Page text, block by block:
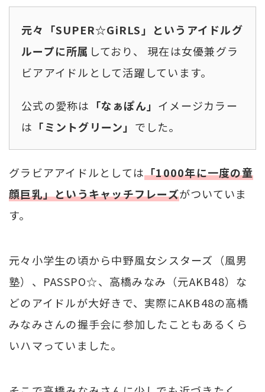
元々「SUPER☆GiRLS」というアイドルグ
ループに所属 しており、 現在は女優兼グラ
ビアアイドルとして活躍しています。
公式の愛称は 「なぁぽん」 イメージカラー
は 「ミントグリーン」 でした。
グラビアアイドルとしては「1000年に一度の童
顔巨乳」というキャッチフレーズがついていま
す。
元々小学生の頃から中野風女シスターズ（風男
塾）、PASSPO☆、高橋みなみ（元AKB48）な
どのアイドルが大好きで、実際にAKB48の高橋
みなみさんの握手会に参加したこともあるくら
いハマっていました。